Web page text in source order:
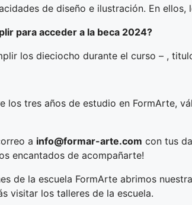
de diseño e ilustración. En
para acceder a la beca 2024?
los dieciocho durante el curso – ,
los tres años de estudio en FormArte,
a info@formar-arte.com con tus
encantados de acompañarte!
de la escuela FormArte abrimos
visitar los talleres de la escuela.